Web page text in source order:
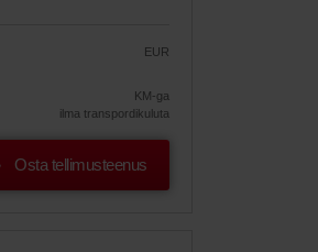
EUR
KM-ga
ilma transpordikuluta
Osta tellimusteenus